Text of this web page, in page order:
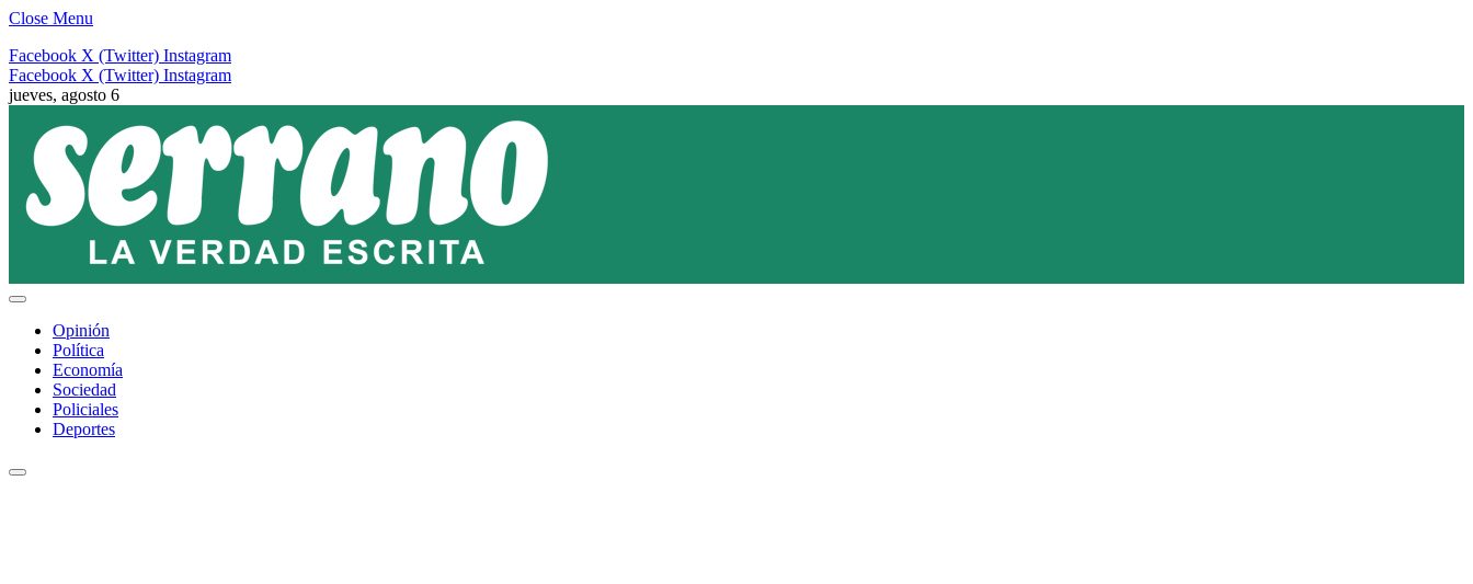
Close Menu
Facebook X (Twitter) Instagram
Facebook X (Twitter) Instagram
jueves, agosto 6
Opinión
Política
Economía
Sociedad
Policiales
Deportes